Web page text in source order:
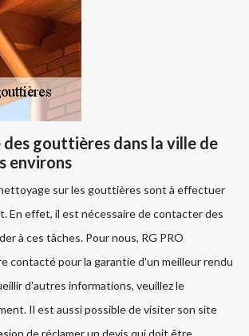
gouttières dans la ville de
environs
sur les gouttières sont à effectuer
En effet, il est nécessaire de contacter des
à ces tâches. Pour nous, RG PRO
contacté pour la garantie d'un meilleur rendu
d'autres informations, veuillez le
Il est aussi possible de visiter son site